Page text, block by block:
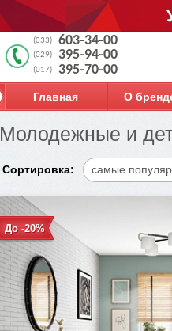
(033) 603-34-00
(029) 395-94-00
(017) 395-70-00
Главная О
Молодежные и
Сортировка: самые
До -20%